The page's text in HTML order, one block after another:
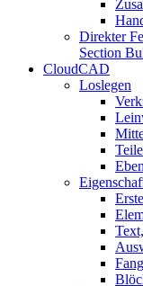
Direkter
Section
CloudCAD
Loslegen